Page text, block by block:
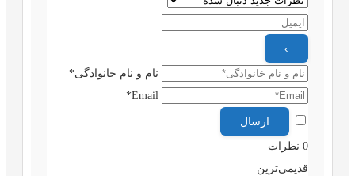
نام و نام خانوادگی*
Email*
0 نظرات
قدیمی‌ترین